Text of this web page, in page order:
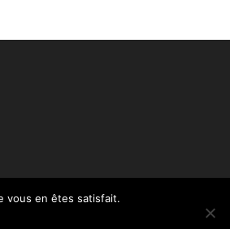
– RGPD
vous en êtes satisfait.